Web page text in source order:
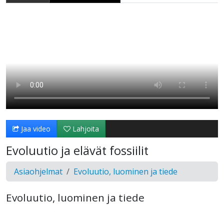
Jaa video Lahjoita
Evoluutio ja elävät fossiilit
Asiaohjelmat Evoluutio, luominen ja tiede
Evoluutio, luominen ja tiede